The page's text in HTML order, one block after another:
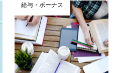
給与・ボーナス